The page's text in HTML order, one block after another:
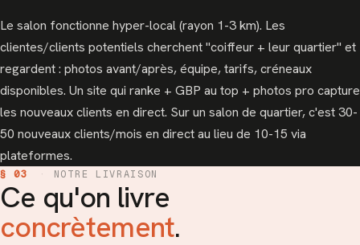
Le salon fonctionne hyper-local (rayon 1-3 km). Les
clientes/clients potentiels cherchent "coiffeur + leur quartier" et
regardent : photos avant/après, équipe, tarifs, créneaux
disponibles. Un site qui ranke + GBP au top + photos pro capture
les nouveaux clients en direct. Sur un salon de quartier, c'est 30-
50 nouveaux clients/mois en direct au lieu de 10-15 via
plateformes.
§ 03 · NOTRE LIVRAISON
Ce qu'on livre
concrètement.